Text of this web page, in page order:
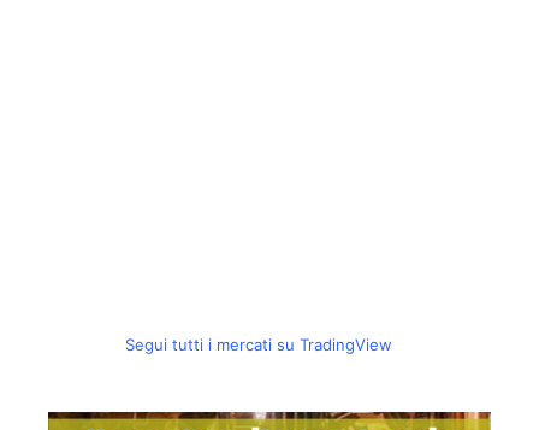
Segui tutti i mercati su TradingView